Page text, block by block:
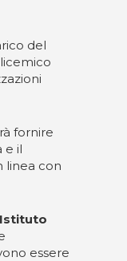
del
fornire
e il
linea con
essere